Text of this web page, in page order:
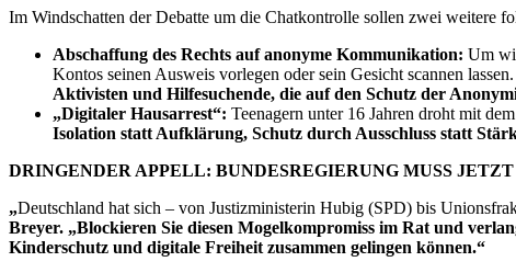
Im Windschatten der Debatte um die Chatkontrolle sollen zwei weitere
Abschaffung des Rechts auf anonyme Kommunikation: Um
Kontos seinen Ausweis vorlegen oder sein Gesicht scannen lassen.
Aktivisten und Hilfesuchende, die auf den Schutz der
„Digitaler Hausarrest“: Teenagern unter 16 Jahren droht mit
Isolation statt Aufklärung, Schutz durch Ausschluss statt
DRINGENDER APPELL: BUNDESREGIERUNG MUSS
„Deutschland hat sich – von Justizministerin Hubig (SPD) bis
Breyer. „Blockieren Sie diesen Mogelkompromiss im Rat und
Kinderschutz und digitale Freiheit zusammen gelingen können.“